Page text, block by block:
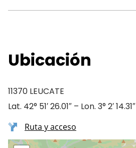
Ubicación
11370 LEUCATE
Lat. 42° 51′ 26.01″ – Lon. 3° 2′ 14.31″
Ruta y acceso